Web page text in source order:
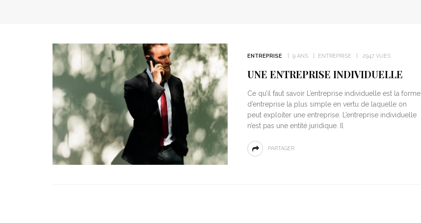
ENTREPRISE 9 ANS ENTREPRISE 2947 VUES
UNE ENTREPRISE INDIVIDUELLE
Ce qu’il faut savoir L’entreprise individuelle est la forme
d’entreprise la plus simple en vertu de laquelle on
peut exploiter une entreprise. L’entreprise individuelle
n’est pas une entité juridique. Il
PARTAGER